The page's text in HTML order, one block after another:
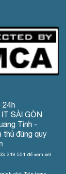
24h
SÀI GÒN
Tình -
đúng quy
218 551 để xem xét